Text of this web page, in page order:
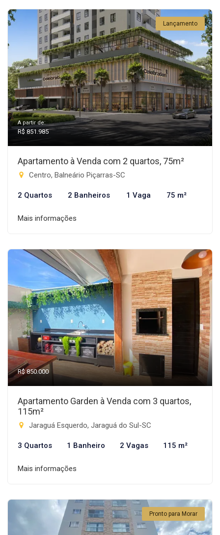
Lançamento
A partir de:
R$ 851.985
Apartamento à Venda com 2 quartos, 75m²
Centro, Balneário Piçarras-SC
2 Quartos 2 Banheiros 1 Vaga 75 m²
Mais informações
R$ 850.000
Apartamento Garden à Venda com 3 quartos,
115m²
Jaraguá Esquerdo, Jaraguá do Sul-SC
3 Quartos 1 Banheiro 2 Vagas 115 m²
Mais informações
Pronto para Morar